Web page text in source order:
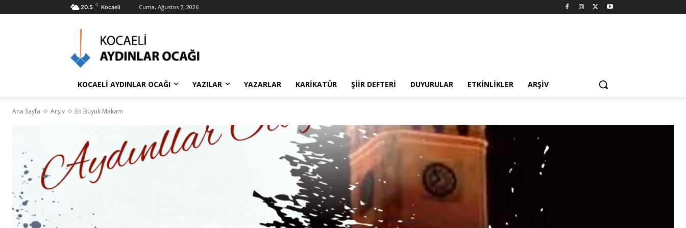
20.5 C Kocaeli Cuma, Ağustos 7, 2026
KOCAELİ AYDINLAR OCAĞI YAZILAR YAZARLAR KARIKATÜR ŞIIR DEFTERI DUYURULAR ETKINLIKLER ARŞIV
Ana Sayfa Arşiv En Büyük Makam